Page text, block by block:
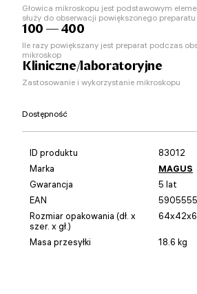
Głowica mikroskopu jest podstawowym
służy do obserwacji powiększonego preparatu
100 — 400
Ile razy powiększany jest preparat podczas
mikroskop
Kliniczne/laboratoryjne
Zastosowanie i wykorzystanie mikroskopu
Dostępność
ID produktu
83012
Marka
MAGUS
Gwarancja
5 lat
EAN
Rozmiar opakowania (dł. x
szer. x gł.)
Masa przesyłki 18.6 kg